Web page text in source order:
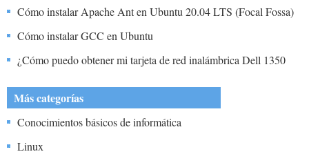
DBeaver en Ubuntu 20.04 LTS
Cómo instalar Apache Ant en Ubuntu 20.04 LTS (Focal Fossa)
Cómo instalar GCC en Ubuntu
¿Cómo puedo obtener mi tarjeta de red inalámbrica Dell 1350
Más categorías
Conocimientos básicos de informática
Linux